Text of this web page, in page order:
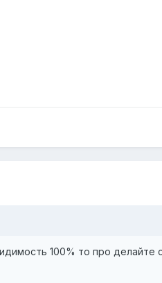
100% то про